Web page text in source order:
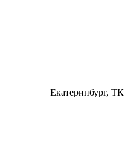
Екатеринбург, ТК